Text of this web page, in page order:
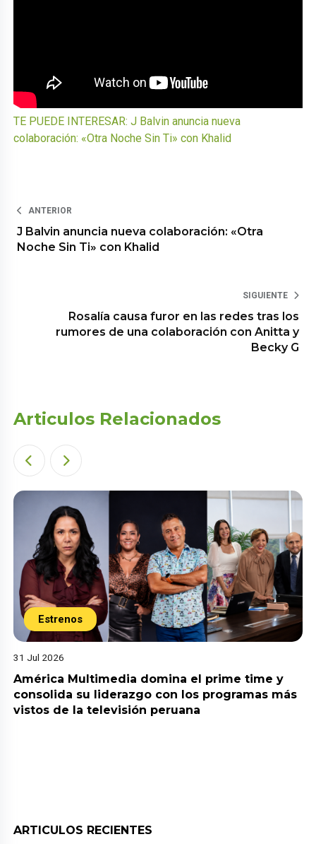
TE PUEDE INTERESAR: J Balvin anuncia nueva
colaboración: «Otra Noche Sin Ti» con Khalid
ANTERIOR
J Balvin anuncia nueva colaboración: «Otra
Noche Sin Ti» con Khalid
SIGUIENTE
Rosalía causa furor en las redes tras los
rumores de una colaboración con Anitta y
Becky G
Articulos Relacionados
Estrenos
31 Jul 2026
América Multimedia domina el prime time y
consolida su liderazgo con los programas más
vistos de la televisión peruana
ARTICULOS RECIENTES